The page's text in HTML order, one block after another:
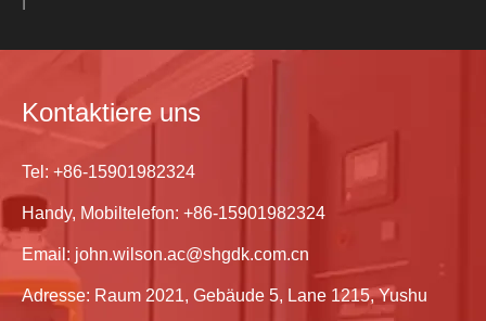
Kontaktiere uns
Tel: +86-15901982324
Handy, Mobiltelefon: +86-15901982324
Email: john.wilson.ac@shgdk.com.cn
Adresse: Raum 2021, Gebäude 5, Lane 1215, Yushu